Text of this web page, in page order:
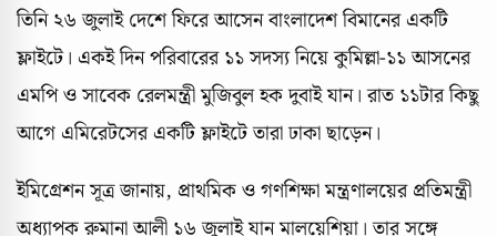
তিনি ২৬ জুলাই দেশে ফিরে আসেন বাংলাদেশ বিমানের একটি
ফ্লাইটে। একই দিন পরিবারের ১১ সদস্য নিয়ে কুমিল্লা-১১ আসনের
এমপি ও সাবেক রেলমন্ত্রী মুজিবুল হক দুবাই যান। রাত ১১টার কিছু
আগে এমিরেটসের একটি ফ্লাইটে তারা ঢাকা ছাড়েন।
ইমিগ্রেশন সূত্র জানায়, প্রাথমিক ও গণশিক্ষা মন্ত্রণালয়ের প্রতিমন্ত্রী
অধ্যাপক রুমানা আলী ১৬ জুলাই যান মালয়েশিয়া। তার সঙ্গে